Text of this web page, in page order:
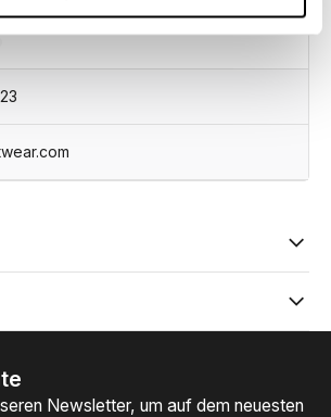
Newsletter, um auf dem neuesten